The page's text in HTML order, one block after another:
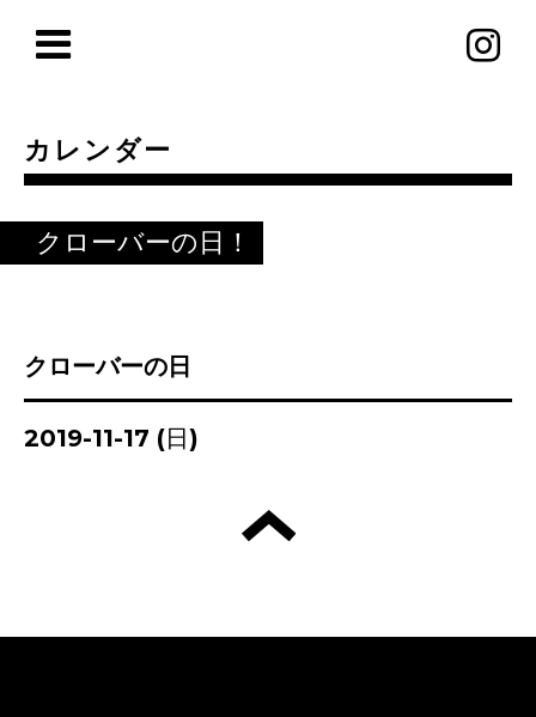
カレンダー
クローバーの日！
クローバーの日
2019-11-17 (日)